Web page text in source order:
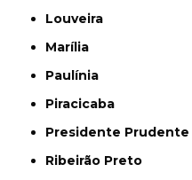
Louveira
Marília
Paulínia
Piracicaba
Presidente Prudente
Ribeirão Preto